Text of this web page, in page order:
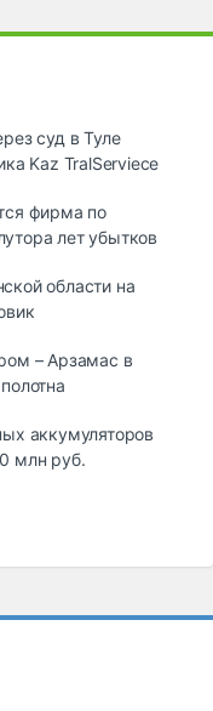
суд в Туле
Kaz TralServiece
фирма по
лет убытков
области на
– Арзамас в
аккумуляторов
млн руб.